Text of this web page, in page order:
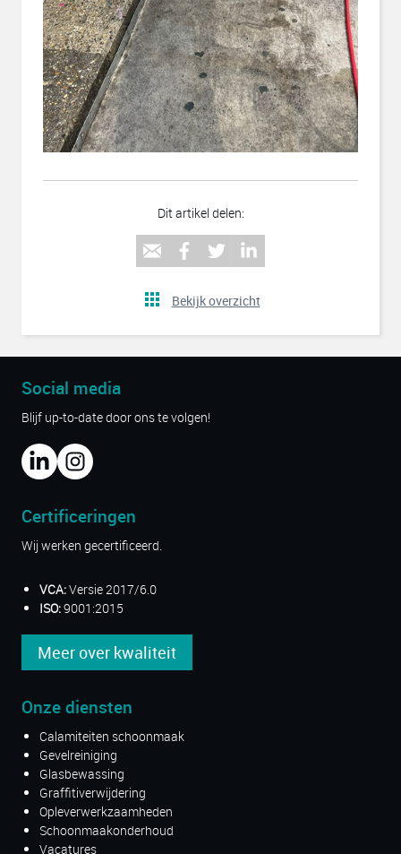
Dit artikel delen:
Bekijk overzicht
Social media
Blijf up-to-date door ons te volgen!
Certificeringen
Wij werken gecertificeerd.
VCA:Versie 2017/6.0
ISO:9001:2015
Meer over kwaliteit
Onze diensten
Calamiteiten schoonmaak
Gevelreiniging
Glasbewassing
Graffitiverwijdering
Opleverwerkzaamheden
Schoonmaakonderhoud
Vacatures